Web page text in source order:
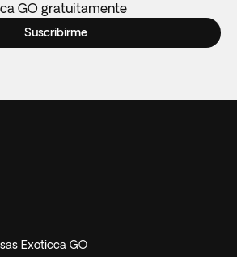
GO gratuitamente
Suscribirme
Exoticca GO